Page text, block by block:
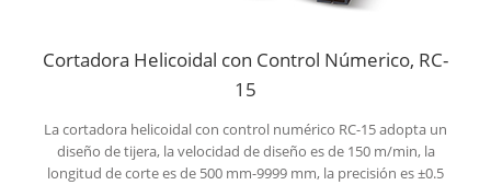
Cortadora Helicoidal con Control Númerico, RC-
15
La cortadora helicoidal con control numérico RC-15 adopta un
diseño de tijera, la velocidad de diseño es de 150 m/min, la
longitud de corte es de 500 mm-9999 mm, la precisión es ±0.5